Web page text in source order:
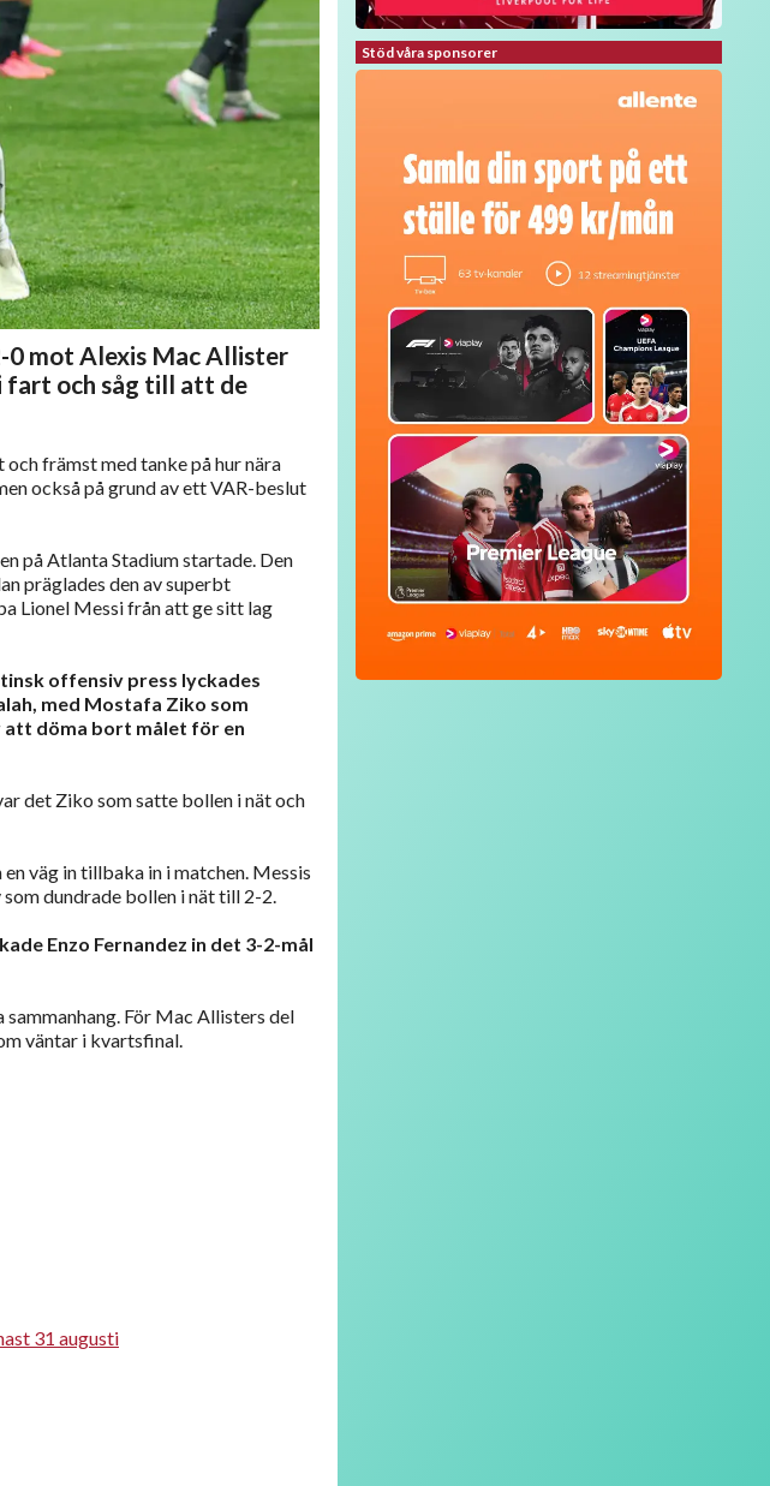
0 mot Alexis Mac Allister
fart och såg till att de
främst med tanke på hur nära
också på grund av ett VAR-beslut
på Atlanta Stadium startade. Den
präglades den av superbt
Lionel Messi från att ge sitt lag
offensiv press lyckades
med Mostafa Ziko som
döma bort målet för en
det Ziko som satte bollen i nät och
väg in tillbaka in i matchen. Messis
dundrade bollen i nät till 2-2.
Enzo Fernandez in det 3-2-mål
För Mac Allisters del
väntar i kvartsfinal.
31 augusti
Stöd våra sponsorer